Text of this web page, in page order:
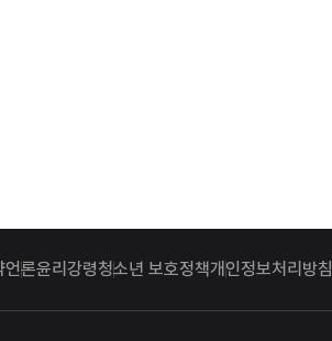
언론윤리강령청소년 보호정책개인정보처리방침